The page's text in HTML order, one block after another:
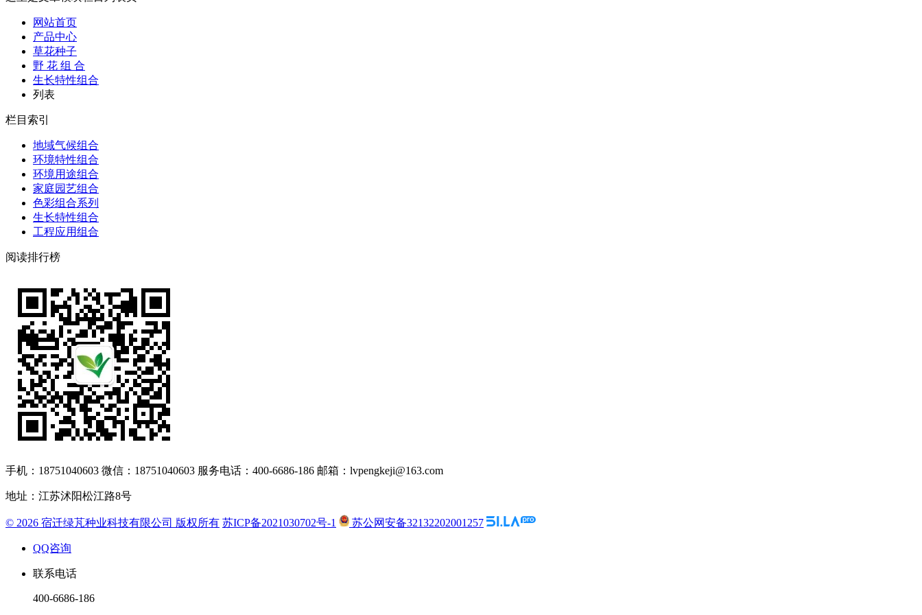
网站首页
产品中心
草花种子
野 花 组 合
生长特性组合
列表
栏目索引
地域气候组合
环境特性组合
环境用途组合
家庭园艺组合
色彩组合系列
生长特性组合
工程应用组合
阅读排行榜
手机：18751040603 微信：18751040603 服务电话：400-6686-186 邮箱：lvpengkeji@163.com
地址：江苏沭阳松江路8号
© 2026 宿迁绿芃种业科技有限公司 版权所有 苏ICP备2021030702号-1 苏公网安备32132202001257
QQ咨询
联系电话
400-6686-186